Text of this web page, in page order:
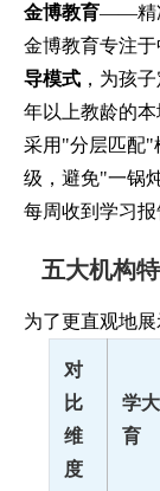
金博教育——精
金博教育专注
导模式 ，为孩
年以上教龄的
采用"分层匹配"
级，避免"一锅
每周收到学习报
五大机构
为了更直观地
对
比
维
度
学
育